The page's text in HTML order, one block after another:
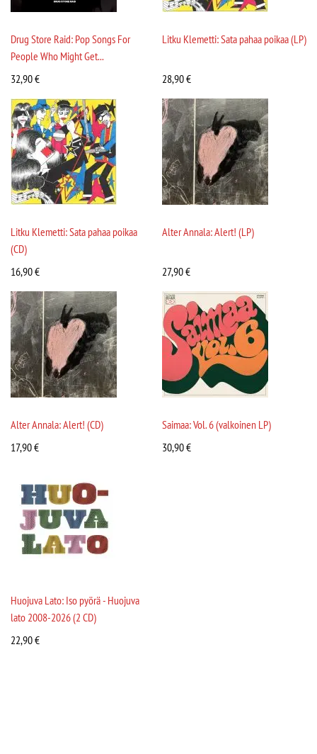
Drug Store Raid: Pop Songs For
People Who Might Get...
32,90€
Litku Klemetti: Sata pahaa poikaa (LP)
28,90€
Litku Klemetti: Sata pahaa poikaa
(CD)
16,90€
Alter Annala: Alert! (LP)
27,90€
Alter Annala: Alert! (CD)
17,90€
Saimaa: Vol. 6 (valkoinen LP)
30,90€
Huojuva Lato: Iso pyörä - Huojuva
lato 2008-2026 (2 CD)
22,90€